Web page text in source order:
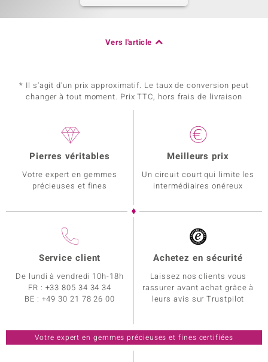
Vers l'article
* Il s'agit d'un prix approximatif. Le taux de conversion peut
changer à tout moment. Prix TTC, hors frais de livraison
Pierres véritables
Votre expert en gemmes
précieuses et fines
Meilleurs prix
Un circuit court qui limite les
intermédiaires onéreux
Service client
De lundi à vendredi 10h-18h
FR : +33 805 34 34 34
BE : +49 30 21 78 26 00
Achetez en sécurité
Laissez nos clients vous
rassurer avant achat grâce à
leurs avis sur Trustpilot
Votre expert en gemmes précieuses et fines certifiées